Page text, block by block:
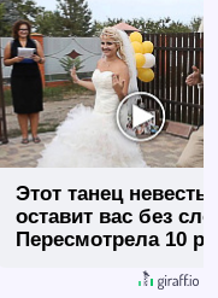
Этот танец невесты
оставит вас без
Пересмотрела 10